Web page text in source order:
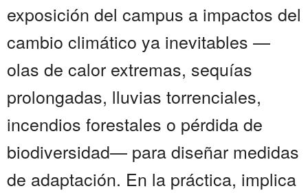
exposición del campus a impactos del
cambio climático ya inevitables —
olas de calor extremas, sequías
prolongadas, lluvias torrenciales,
incendios forestales o pérdida de
biodiversidad— para diseñar medidas
de adaptación. En la práctica, implica